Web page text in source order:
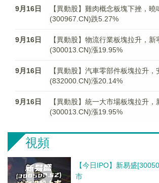
9月16日
【異動股】雞肉概念板塊下挫，曉
(300967.CN)跌5.27%
9月16日
【異動股】物流行業板塊拉升，新
(300013.CN)漲19.95%
9月16日
【異動股】汽車零部件板塊拉升，
(832000.CN)漲20.14%
9月16日
【異動股】統一大市場板塊拉升，
(300013.CN)漲19.95%
視頻
【今日IPO】新易盛
市